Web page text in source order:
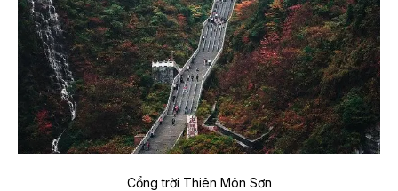
Cổng trời Thiên Môn Sơn